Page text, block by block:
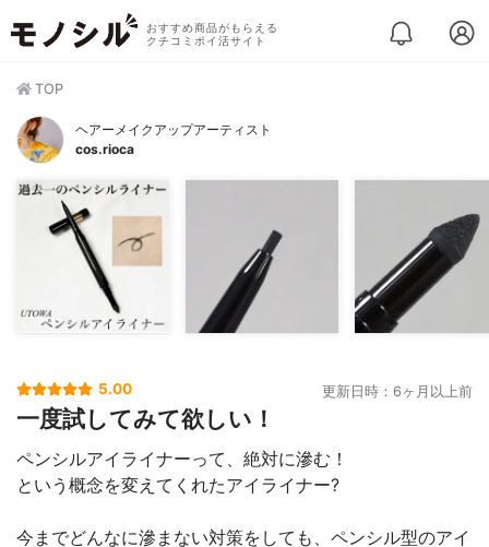
おすすめ商品がもらえる
クチコミポイ活サイト
TOP
ヘアーメイクアップアーティスト
cos.rioca
5.00 更新日時：6ヶ月以上前
一度試してみて欲しい！
ペンシルアイライナーって、絶対に滲む！
という概念を変えてくれたアイライナー?
今までどんなに滲まない対策をしても、ペンシル型のアイ